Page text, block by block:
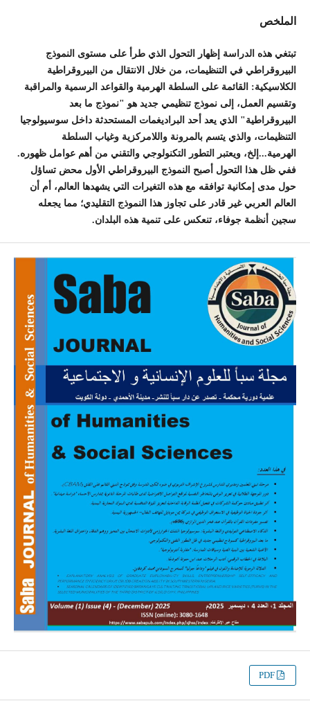
الملخص
تبتغي هذه الدراسة إظهار التحول الذي طرأ على مستوى النموذج
البيروقراطي في التنظيمات، من خلال الانتقال من البيروقراطية
الكلاسيكية: القائمة على السلطة الهرمية والقواعد الرسمية والمراقبة
وتقسيم العمل، إلى نموذج تنظيمي جديد هو "نموذج ما بعد
البيروقراطية" الذي يعد أحد البراديغمات المستحدثة داخل سوسيولوجيا
التنظيمات، والذي يتسم بالمرونة واللامركزية وغياب السلطة
الهرمية...إلخ، ويعتبر التطور التكنولوجي والتقني من أهم عوامل ظهوره.
ففي ظل هذا التحول أصبح النموذج البيروقراطي الأول محض تساؤل
حول مدى إمكانية توافقه مع هذه التغيرات التي يشهدها العالم، أم أن
العالم العربي غير قادر على تجاوز هذا النموذج التقليدي؛ مما يجعله
سجين أنظمة جوفاء، تنعكس على تنمية هذه البلدان.
PDF